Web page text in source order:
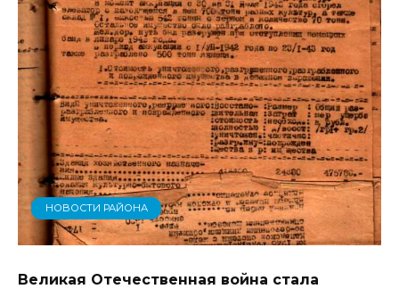
НОВОСТИ РАЙОНА
Великая Отечественная война стала